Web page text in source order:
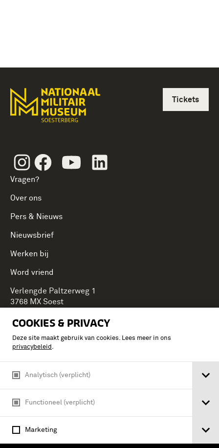
COOKIES & PRIVACY
Deze site maakt gebruik van cookies. Lees meer in ons
privacybeleid .
Analytisch (verplicht)
Functioneel (verplicht)
Marketing
InstagramFacebookYoutube
Vragen?
Over ons
Pers & Nieuws
Nieuwsbrief
Werken bij
Word vriend
Tickets
Verlengde Paltzerweg 1
3768 MX Soest
Onderdeel van Stichting Koninklijke Defensiemusea,